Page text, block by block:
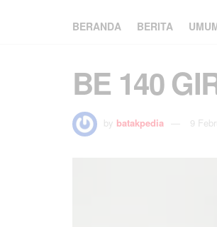
BERANDA BERITA
BE 140
by batakpedia 9